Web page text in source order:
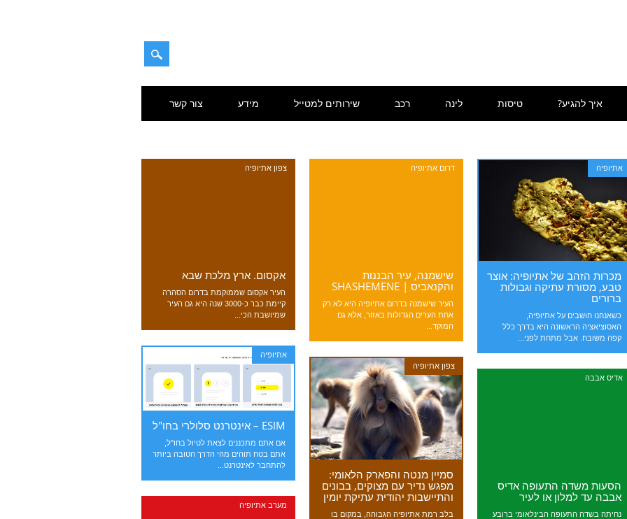
איך להגיע? טיסות לינה רכב שירותים למטייל מידע צור קשר
צפון אתיופיה
אקסום. ארץ מלכת שבא
העיר אקסום שממוקמת בדרום הסהרה
קיימת כבר כ-3000 שנה היא גם העיר
שמיושבת הכי...
דרום אתיופיה
שישמנה, עיר הבננות
והקנאביס | SHASHEMENE
העיר שישמנה בדרום אתיופיה היא לא רק
אחת הערים הגדולות באזור, אלא גם
המוקד...
אתיופיה
מכרות הזהב של אתיופיה: אוצר
טבע, מסורת עתיקה וגבולות
ברורים
כשאנחנו חושבים על אתיופיה,
האסוציאציה הראשונה היא בדרך כלל
קפה משובח. אבל מתחת לפני...
אתיופיה
ESIM – אינטרנט סלולרי בחו"ל
אם אתם מתכננים לצאת לטיול בחו"ל,
אתם בטח תוהים מהי הדרך הטובה ביותר
להתחבר לאינטרנט...
צפון אתיופיה
סמיין מנטה והפארק הלאומי:
מפגש נדיר עם מצוקים, בבונים
והתיישבות יהודית עתיקת יומין
בלב רמת אתיופיה הגבוהה, במקום בו
אדיס אבבה
הסעות משדה התעופה אדיס
אבבה עד למלון או לעיר
נחיתה בשדה התעופה הבינלאומי ברובע
מערב אתיופיה